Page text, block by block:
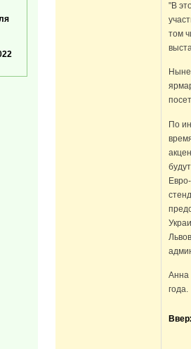
"В
том
По
Анна
года.